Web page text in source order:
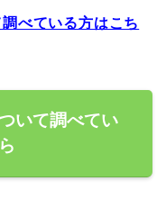
べている方はこち
いて調べてい